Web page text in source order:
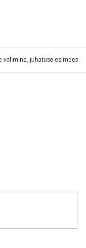
valimine, juhatuse esimees